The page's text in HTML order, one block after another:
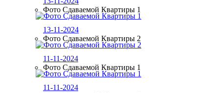
Фото Сдаваемой Квартиры 1
13-11-2024
Фото Сдаваемой Квартиры 2
11-11-2024
Фото Сдаваемой Квартиры 1
11-11-2024